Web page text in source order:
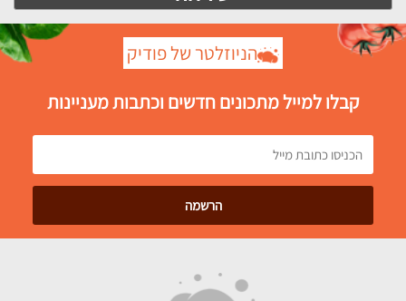
הניוזלטר של פודיק
קבלו למייל מתכונים חדשים וכתבות מעניינות